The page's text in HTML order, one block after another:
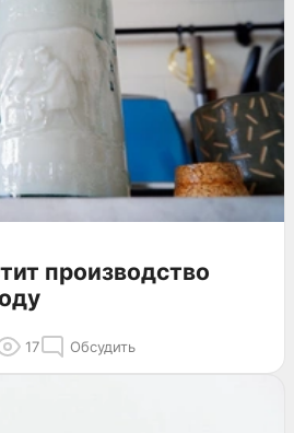
производство
17 Обсудить